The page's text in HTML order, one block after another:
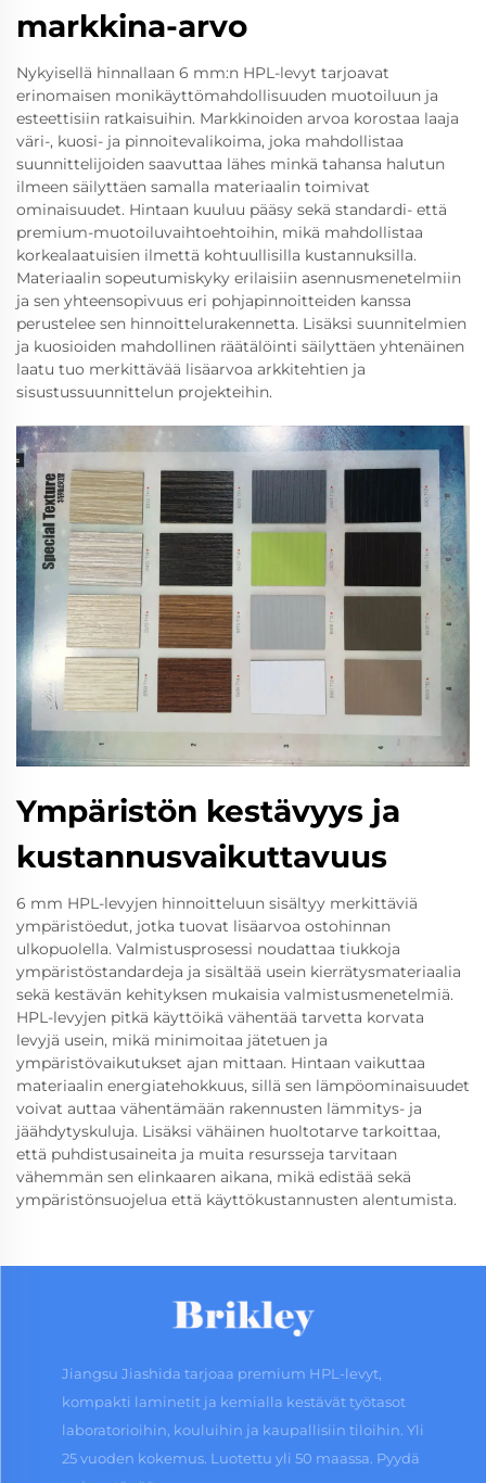
markkina-arvo
Nykyisellä hinnallaan 6 mm:n HPL-levyt tarjoavat
erinomaisen monikäyttömahdollisuuden muotoiluun ja
esteettisiin ratkaisuihin. Markkinoiden arvoa korostaa laaja
väri-, kuosi- ja pinnoitevalikoima, joka mahdollistaa
suunnittelijoiden saavuttaa lähes minkä tahansa halutun
ilmeen säilyttäen samalla materiaalin toimivat
ominaisuudet. Hintaan kuuluu pääsy sekä standardi- että
premium-muotoiluvaihtoehtoihin, mikä mahdollistaa
korkealaatuisien ilmettä kohtuullisilla kustannuksilla.
Materiaalin sopeutumiskyky erilaisiin asennusmenetelmiin
ja sen yhteensopivuus eri pohjapinnoitteiden kanssa
perustelee sen hinnoittelurakennetta. Lisäksi suunnitelmien
ja kuosioiden mahdollinen räätälöinti säilyttäen yhtenäinen
laatu tuo merkittävää lisäarvoa arkkitehtien ja
sisustussuunnittelun projekteihin.
Ympäristön kestävyys ja
kustannusvaikuttavuus
6 mm HPL-levyjen hinnoitteluun sisältyy merkittäviä
ympäristöedut, jotka tuovat lisäarvoa ostohinnan
ulkopuolella. Valmistusprosessi noudattaa tiukkoja
ympäristöstandardeja ja sisältää usein kierrätysmateriaalia
sekä kestävän kehityksen mukaisia valmistusmenetelmiä.
HPL-levyjen pitkä käyttöikä vähentää tarvetta korvata
levyjä usein, mikä minimoitaa jätetuen ja
ympäristövaikutukset ajan mittaan. Hintaan vaikuttaa
materiaalin energiatehokkuus, sillä sen lämpöominaisuudet
voivat auttaa vähentämään rakennusten lämmitys- ja
jäähdytyskuluja. Lisäksi vähäinen huoltotarve tarkoittaa,
että puhdistusaineita ja muita resursseja tarvitaan
vähemmän sen elinkaaren aikana, mikä edistää sekä
ympäristönsuojelua että käyttökustannusten alentumista.
Jiangsu Jiashida tarjoaa premium HPL-levyt,
kompakti laminetit ja kemialla kestävät työtasot
laboratorioihin, kouluihin ja kaupallisiin tiloihin. Yli
25 vuoden kokemus. Luotettu yli 50 maassa. Pyydä